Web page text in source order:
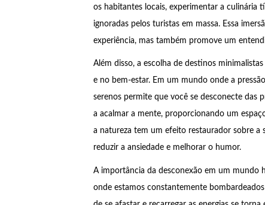
os habitantes locais, experimentar a culinária
ignoradas pelos turistas em massa. Essa
experiência, mas também promove um
Além disso, a escolha de destinos
e no bem-estar. Em um mundo onde a
serenos permite que você se desconecte das
a acalmar a mente, proporcionando um
a natureza tem um efeito restaurador sobre a
reduzir a ansiedade e melhorar o humor.
A importância da desconexão em um mundo
onde estamos constantemente